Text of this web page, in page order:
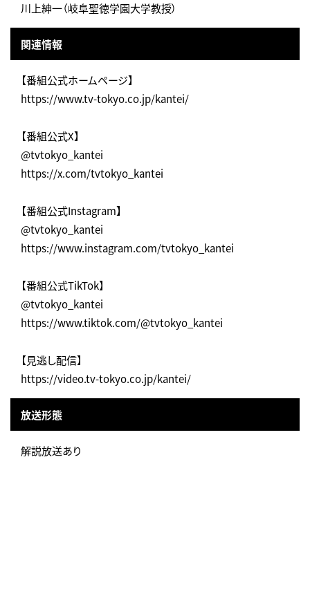
川上紳一（岐阜聖徳学園大学教授）
関連情報
【番組公式ホームページ】
https://www.tv-tokyo.co.jp/kantei/
【番組公式X】
@tvtokyo_kantei
https://x.com/tvtokyo_kantei
【番組公式Instagram】
@tvtokyo_kantei
https://www.instagram.com/tvtokyo_kantei
【番組公式TikTok】
@tvtokyo_kantei
https://www.tiktok.com/@tvtokyo_kantei
【見逃し配信】
https://video.tv-tokyo.co.jp/kantei/
放送形態
解説放送あり